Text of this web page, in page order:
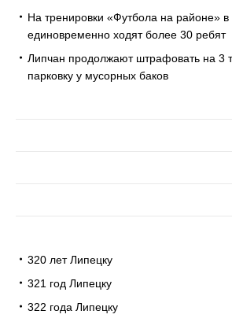
На тренировки «Футбола на районе» в
единовременно ходят более 30 ребят
Липчан продолжают штрафовать на 3
парковку у мусорных баков
320 лет Липецку
321 год Липецку
322 года Липецку